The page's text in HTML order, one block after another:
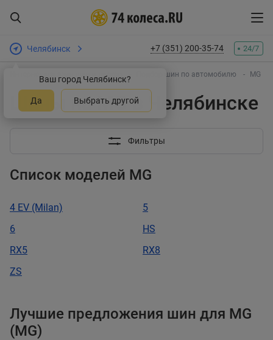
Челябинск
Ваш город Челябинск?
Да Выбрать другой
+7 (351) 200-35-74 24/7
Интернет-магазин шин и дисков Подбор шин по автомобилю MG
Шины на MG в Челябинске
Фильтры
Список моделей MG
4 EV (Milan)
5
6
HS
RX5
RX8
ZS
Лучшие предложения шин для MG
(MG)